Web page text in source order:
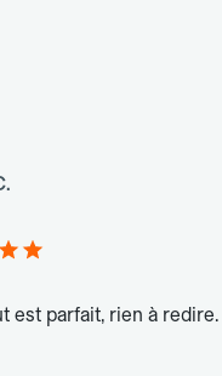
est parfait, rien à redire.